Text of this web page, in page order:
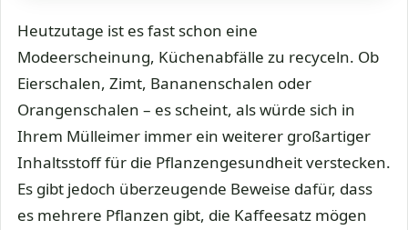
Heutzutage ist es fast schon eine
Modeerscheinung, Küchenabfälle zu recyceln. Ob
Eierschalen, Zimt, Bananenschalen oder
Orangenschalen – es scheint, als würde sich in
Ihrem Mülleimer immer ein weiterer großartiger
Inhaltsstoff für die Pflanzengesundheit verstecken.
Es gibt jedoch überzeugende Beweise dafür, dass
es mehrere Pflanzen gibt, die Kaffeesatz mögen